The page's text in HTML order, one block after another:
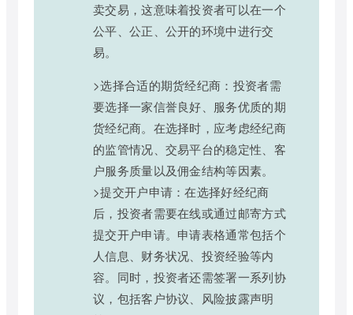
卖交易，这意味着投资者可以在一个
公平、公正、公开的环境中进行交
易。
>选择合适的期货经纪商：投资者需
要选择一家信誉良好、服务优质的期
货经纪商。在选择时，应考虑经纪商
的监管情况、交易平台的稳定性、客
户服务质量以及佣金结构等因素。
>提交开户申请：在选择好经纪商
后，投资者需要在线或通过邮寄方式
提交开户申请。申请表格通常包括个
人信息、财务状况、投资经验等内
容。同时，投资者还需签署一系列协
议，包括客户协议、风险披露声明